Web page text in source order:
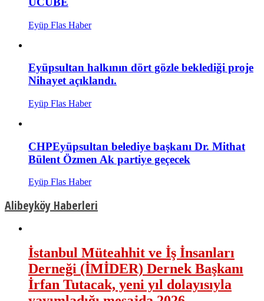
Eyüp Flas Haber
Eyüpsultan halkının dört gözle beklediği proje
Nihayet açıklandı.
Eyüp Flas Haber
CHPEyüpsultan belediye başkanı Dr. Mithat
Bülent Özmen Ak partiye geçecek
Eyüp Flas Haber
Alibeyköy Haberleri
İstanbul Müteahhit ve İş İnsanları
Derneği (İMİDER) Dernek Başkanı
İrfan Tutacak, yeni yıl dolayısıyla